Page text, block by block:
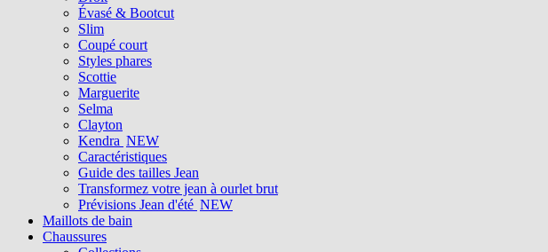
Évasé & Bootcut
Slim
Coupé court
Styles phares
Scottie
Marguerite
Selma
Clayton
Kendra NEW
Caractéristiques
Guide des tailles Jean
Transformez votre jean à ourlet brut
Prévisions Jean d'été NEW
Maillots de bain
Chaussures